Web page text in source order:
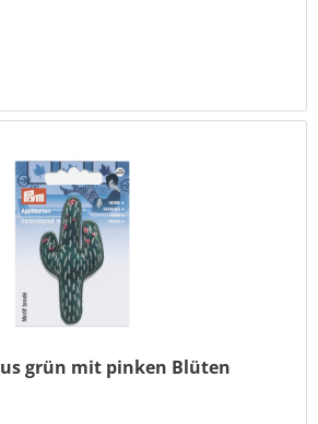
grün mit pinken Blüten